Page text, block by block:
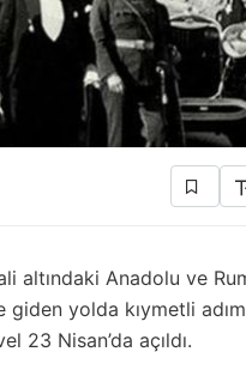
altındaki Anadolu ve
yolda kıymetli
23 Nisan’da açıldı.